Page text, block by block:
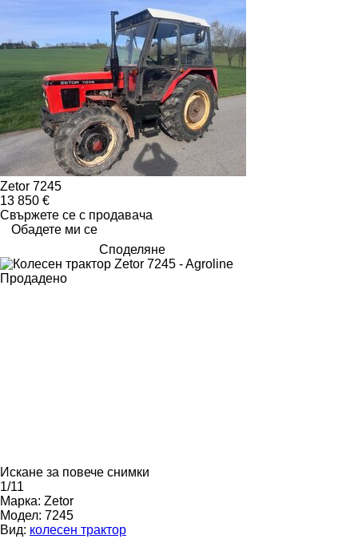
Zetor 7245
13 850 €
Свържете се с продавача
Обадете ми се
Споделяне
Продадено
Искане за повече снимки
1/11
Марка: Zetor
Модел: 7245
Вид: колесен трактор